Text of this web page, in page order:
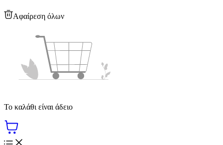
Αφαίρεση όλων
Το καλάθι είναι άδειο